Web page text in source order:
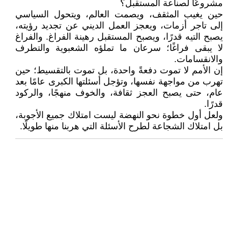
مشروعًا لصناعة المستقبل؟
حين يغيب المثقف، ويصمت العالم، ويتحول السياسي
إلى تاجر أزمات، ويعجز العمل الديني عن تجديد رؤيته،
يصبح التيه قدرًا، ويصبح المستقبل رهينة الفراغ. والفراغ
لا يبقى فراغًا؛ سرعان ما تملؤه الشعبوية والتطرف
والانقسامات.
إن الأمم لا تموت دفعةً واحدة، بل تموت بالتقسيط؛ حين
تهرب من مواجهة نفسها، وتؤجل أسئلتها الكبرى عامًا بعد
عام، حتى يصبح العجز ثقافة، والخوف منهجًا، والركود
قدرًا.
ولعل أول خطوة نحو النهضة ليست امتلاك جميع الأجوبة،
بل امتلاك الشجاعة لطرح الأسئلة التي هربنا منها طويلًا.